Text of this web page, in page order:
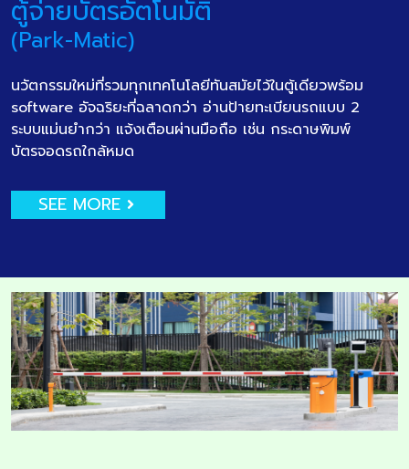
ตู้จ่ายบัตรอัตโนมัติ
(Park-Matic)
นวัตกรรมใหม่ที่รวมทุกเทคโนโลยีทันสมัยไว้ในตู้เดียวพร้อม
software อัจฉริยะที่ฉลาดกว่า อ่านป้ายทะเบียนรถแบบ 2
ระบบแม่นยำกว่า แจ้งเตือนผ่านมือถือ เช่น กระดาษพิมพ์
บัตรจอดรถใกล้หมด
SEE MORE